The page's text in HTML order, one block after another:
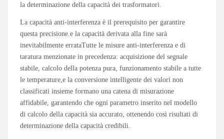
la determinazione della capacità dei trasformatori.
La capacità anti-interferenza è il prerequisito per garantire
questa precisione.e la capacità derivata alla fine sarà
inevitabilmente errataTutte le misure anti-interferenza e di
taratura menzionate in precedenza: acquisizione del segnale
stabile, calcolo della potenza pura, funzionamento stabile a tutte
le temperature,e la conversione intelligente dei valori non
classificati insieme formano una catena di misurazione
affidabile, garantendo che ogni parametro inserito nel modello
di calcolo della capacità sia accurato, ottenendo così risultati di
determinazione della capacità credibili.